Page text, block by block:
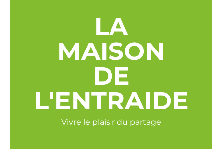
LA
MAISON
DE
L'ENTRAIDE
Vivre le plaisir du partage